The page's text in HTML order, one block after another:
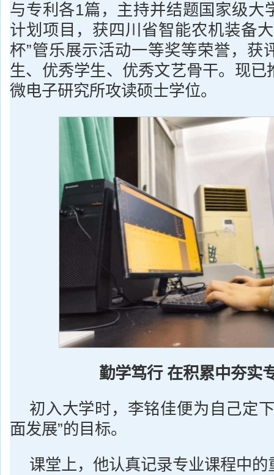
与专利各1篇，主持并结题国家级大
计划项目，获四川省智能农机装备
杯”管乐展示活动一等奖等荣誉，获
生、优秀学生、优秀文艺骨干。现已
微电子研究所攻读硕士学位。
勤学笃行 在积累中夯实
初入大学时，李铭佳便为自己定
面发展”的目标。
课堂上，他认真记录专业课程中